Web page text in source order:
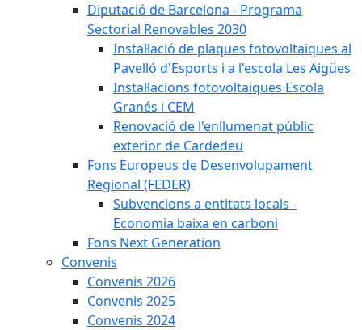
Diputació de Barcelona - Programa
Sectorial Renovables 2030
Instal·lació de plaques fotovoltaiques al
Pavelló d'Esports i a l'escola Les Aigües
Instal·lacions fotovoltaiques Escola
Granés i CEM
Renovació de l'enllumenat públic
exterior de Cardedeu
Fons Europeus de Desenvolupament
Regional (FEDER)
Subvencions a entitats locals -
Economia baixa en carboni
Fons Next Generation
Convenis
Convenis 2026
Convenis 2025
Convenis 2024